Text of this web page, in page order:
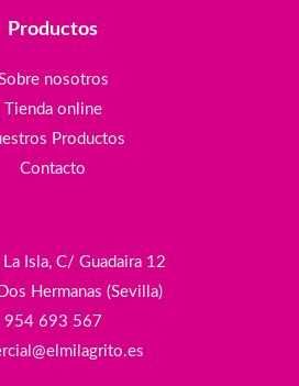
Productos
nosotros
Tienda online
Productos
Contacto
Isla, C/ Guadaira 12
Hermanas (Sevilla)
954 693 567